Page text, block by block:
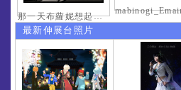
那一天布蘿妮想起老佛的奶油手
最新伸展台照片